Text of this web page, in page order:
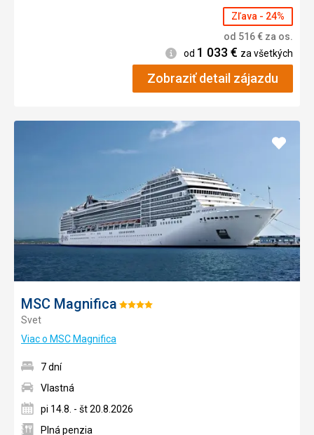
Zľava - 24%
od 516€ za os.
Informácie
od 1 033 € za všetkých
Zobraziť detail zájazdu
MSC Magnifica Hodnotenie:
Svet
Viac o MSC Magnifica
Pridať
7 dní
Vlastná
pi 14.8. - št 20.8.2026
Plná penzia